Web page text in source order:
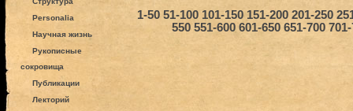
Personalia
Научная жизнь
Рукописные
сокровища
Публикации
Лекторий
1-50 51-100 101-150 151-200 201-250
550 551-600 601-650 651-700